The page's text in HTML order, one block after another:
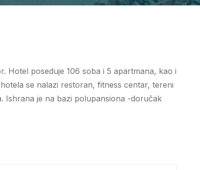
Hotel poseduje 106 soba i 5 apartmana, kao i
se nalazi restoran, fitness centar, tereni
Ishrana je na bazi polupansiona -doručak